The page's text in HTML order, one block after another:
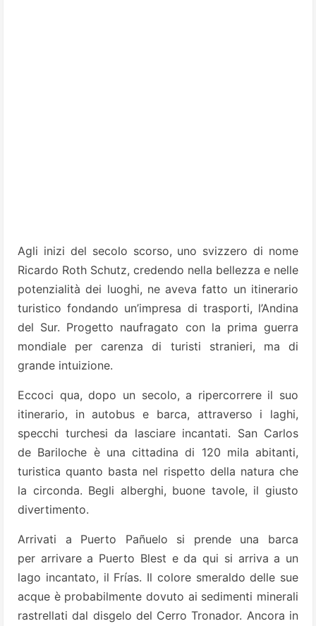
Agli inizi del secolo scorso, uno svizzero di nome
Ricardo Roth Schutz, credendo nella bellezza e nelle
potenzialità dei luoghi, ne aveva fatto un itinerario
turistico fondando un’impresa di trasporti, l’Andina
del Sur. Progetto naufragato con la prima guerra
mondiale per carenza di turisti stranieri, ma di
grande intuizione.
Eccoci qua, dopo un secolo, a ripercorrere il suo
itinerario, in autobus e barca, attraverso i laghi,
specchi turchesi da lasciare incantati. San Carlos
de Bariloche è una cittadina di 120 mila abitanti,
turistica quanto basta nel rispetto della natura che
la circonda. Begli alberghi, buone tavole, il giusto
divertimento.
Arrivati a Puerto Pañuelo si prende una barca
per arrivare a Puerto Blest e da qui si arriva a un
lago incantato, il Frías. Il colore smeraldo delle sue
acque è probabilmente dovuto ai sedimenti minerali
rastrellati dal disgelo del Cerro Tronador. Ancora in